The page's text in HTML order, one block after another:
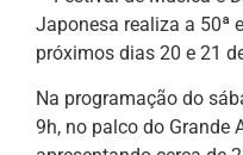
Japonesa realiza a 50ª
próximos dias 20 e 21
Na programação do
9h, no palco do Grande